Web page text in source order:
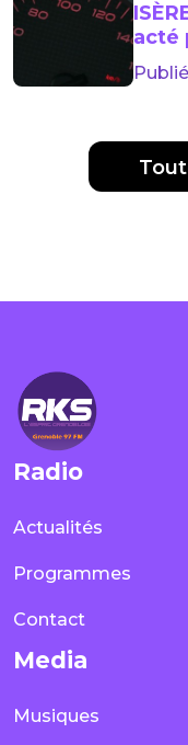
acté
Radio
Actualités
Programmes
Contact
Media
Musiques